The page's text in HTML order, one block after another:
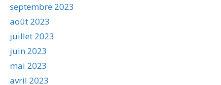
septembre 2023
août 2023
juillet 2023
juin 2023
mai 2023
avril 2023